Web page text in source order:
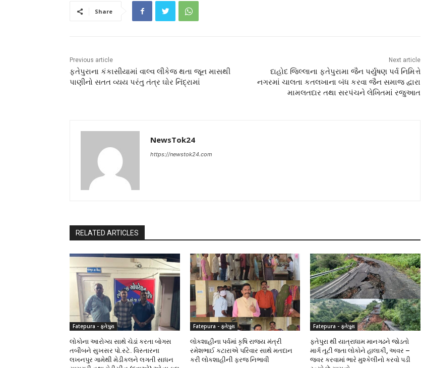
Share
Previous article
ફતેપુરાના કંકાસીયામાં વાલ્વ લીકેજ થતા જૂન માસથી
પાણીનો સતત વ્યય પરંતુ તંત્ર ઘોર નિંદ્રામાં
Next article
દાહોદ જિલ્લાના ફતેપુરામા જૈન પર્યુષણ પર્વ નિમિત્તે
નગરમાં ચાલતા કતલખાના બંધ કરવા જૈન સમાજ દ્વારા
મામલતદાર તથા સરપંચને લેખિતમાં રજુઆત
NewsTok24
https://newstok24.com
RELATED ARTICLES
Fatepura - ફતેપુરા
લોકોના આરોગ્ય સાથે ચેડાં કરતા બોગસ
તબીબને સુખસર પો.સ્ટે. વિસ્તારના
લખનપુર ગામેથી મેડીકલને લગતી સાધન
Fatepura - ફતેપુરા
લોકશાહીના પર્વમાં કૃષિ રાજ્ય મંત્રી
રમેશભાઈ કટારાએ પરિવાર સાથે મતદાન
કરી લોકશાહીની ફરજ નિભાવી
Fatepura - ફતેપુરા
ફતેપુરા થી યાત્રાધામ માનગઢને જોડતો
માર્ગ તૂટી જતા લોકોને હાલાકી, અવર –
જવર કરવામાં ભારે મુશ્કેલીનો કરવો પડી